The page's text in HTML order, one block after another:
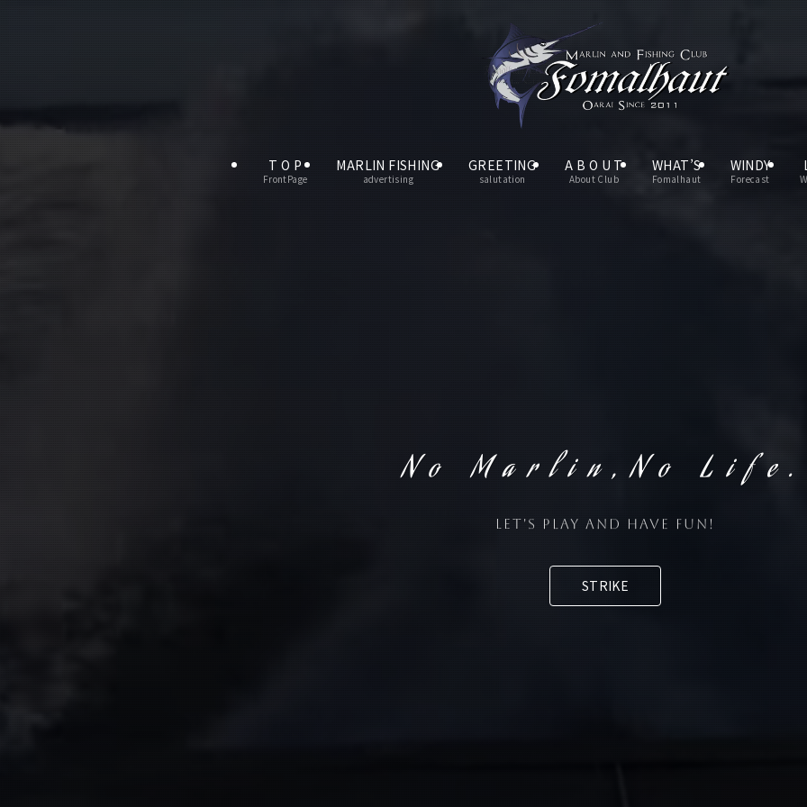
T O P
FrontPage
MARLIN FISHING
advertising
GREETING
salutation
A B O U T
About Club
WHAT’S
Fomalhaut
WINDY
Forecast
No Marlin,No
Let's play and have fun!
STRIKE